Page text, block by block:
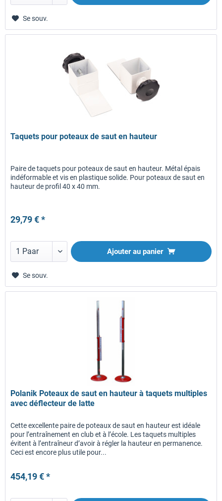
Se souv.
Taquets pour poteaux de saut en hauteur
Paire de taquets pour poteaux de saut en hauteur. Métal épais
indéformable et vis en plastique solide. Pour poteaux de saut en
hauteur de profil 40 x 40 mm.
29,79 € *
Ajouter au panier
Se souv.
Polanik Poteaux de saut en hauteur à taquets multiples
avec déflecteur de latte
Cette excellente paire de poteaux de saut en hauteur est idéale
pour l’entraînement en club et à l’école. Les taquets multiples
évitent à l’entraîneur d’avoir à régler la hauteur en permanence.
Ceci est encore plus utile pour...
454,19 € *